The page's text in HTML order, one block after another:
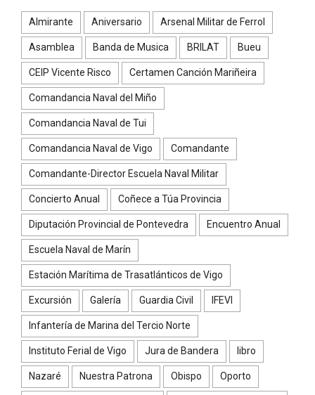
Almirante Aniversario Arsenal Militar de Ferrol
Asamblea Banda de Musica BRILAT Bueu
CEIP Vicente Risco Certamen Canción Mariñeira
Comandancia Naval del Miño
Comandancia Naval de Tui
Comandancia Naval de Vigo Comandante
Comandante-Director Escuela Naval Militar
Concierto Anual Coñece a Túa Provincia
Diputación Provincial de Pontevedra Encuentro Anual
Escuela Naval de Marín
Estación Marítima de Trasatlánticos de Vigo
Excursión Galería Guardia Civil IFEVI
Infantería de Marina del Tercio Norte
Instituto Ferial de Vigo Jura de Bandera libro
Nazaré Nuestra Patrona Obispo Oporto